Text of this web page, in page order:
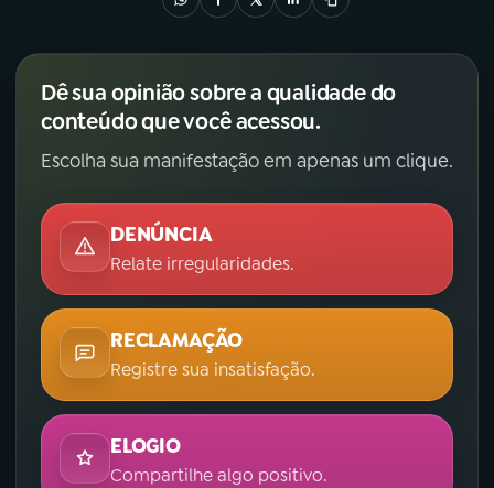
Dê sua opinião sobre a qualidade do
conteúdo que você acessou.
Escolha sua manifestação em apenas um clique.
DENÚNCIA
Relate irregularidades.
RECLAMAÇÃO
Registre sua insatisfação.
ELOGIO
Compartilhe algo positivo.